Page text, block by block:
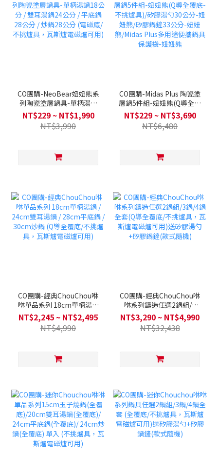
CO團購-NeoBear妞妞熊系
列陶瓷塗層鍋具-單柄湯鍋
18公分 / 雙耳湯鍋24公分 /
平底鍋28公分 / 炒鍋28公分
(電磁底/不挑爐具，瓦斯爐
NT$229 ~ NT$1,990
NT$3,990
CO團購-Midas Plus 陶瓷塗
層鍋5件組-妞妞熊(Q導全覆
底-不挑爐具)/矽膠湯勺30公
分-妞妞熊/矽膠鍋鏟33公分-
妞妞熊/Midas Plus多用途便
NT$229 ~ NT$3,690
NT$6,480
CO團購-經典ChouChou咻
咻單品系列 18cm單柄湯鍋
/ 24cm雙耳湯鍋 / 28cm平
底鍋 / 30cm炒鍋 (Q導全覆
底/不挑爐具，瓦斯爐電磁爐
NT$2,245 ~ NT$2,495
NT$4,990
CO團購-經典ChouChou咻
咻系列鑄造任選2鍋組/3
鍋/4鍋全套(Q導全覆底/不挑
爐具，瓦斯爐電磁爐可用)送
矽膠湯勺+矽膠鍋鏟(款式隨
NT$3,290 ~ NT$4,990
NT$32,438